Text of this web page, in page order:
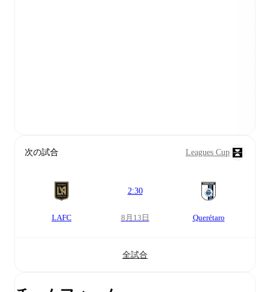
次の試合 Leagues Cup
LAFC
2:30
8月13日 Querétaro
全試合